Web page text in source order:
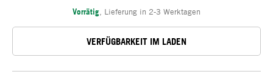
Vorrätig Lieferung in 2-3 Werktagen
VERFÜGBARKEIT IM LADEN